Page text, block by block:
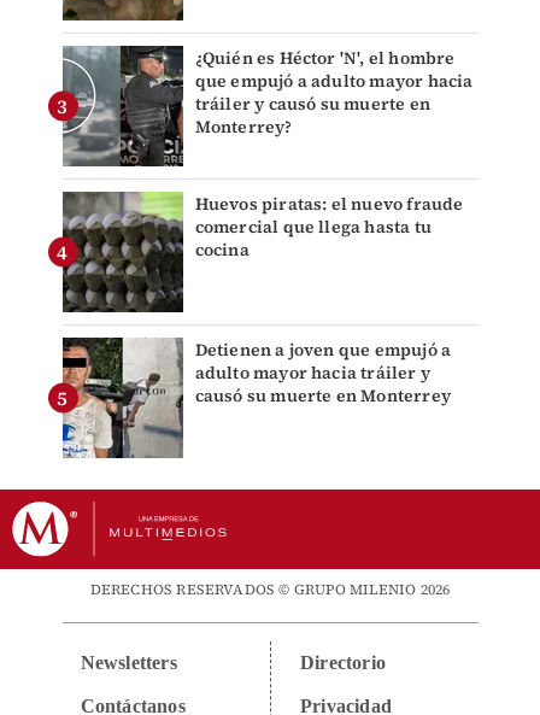
¿Quién es Héctor 'N', el hombre
que empujó a adulto mayor hacia
tráiler y causó su muerte en
Monterrey?
Huevos piratas: el nuevo fraude
comercial que llega hasta tu
cocina
Detienen a joven que empujó a
adulto mayor hacia tráiler y
causó su muerte en Monterrey
DERECHOS RESERVADOS © GRUPO MILENIO 2026
Newsletters
Contáctanos
Directorio
Privacidad